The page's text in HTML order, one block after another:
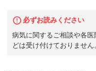
必ずお読みください
病気に関するご相談や各
どは受け付けておりません